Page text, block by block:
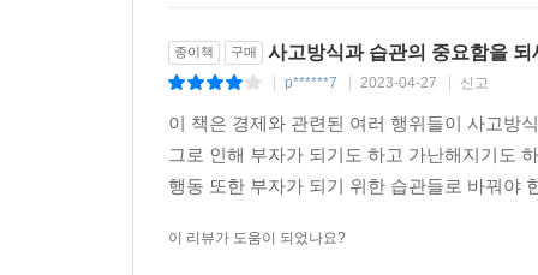
종이책 구매 사고방식과 습관의 중요함을 되
p******7 2023-04-27 신고
이 책은 경제와 관련된 여러 행위들이 사고방
그로 인해 부자가 되기도 하고 가난해지기도
행동 또한 부자가 되기 위한 습관들로 바꿔야
이 리뷰가 도움이 되었나요?